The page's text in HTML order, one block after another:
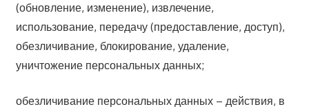
(обновление, изменение), извлечение,
использование, передачу (предоставление, доступ),
обезличивание, блокирование, удаление,
уничтожение персональных данных;
обезличивание персональных данных – действия, в